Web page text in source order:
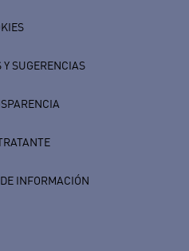
SUGERENCIAS
INFORMACIÓN